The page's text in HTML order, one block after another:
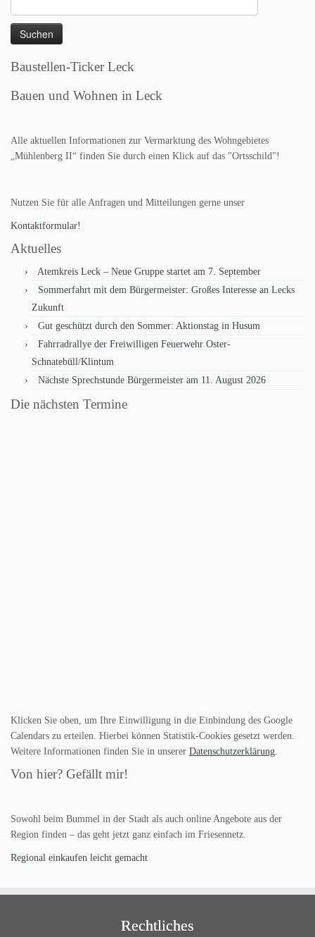
nach:
Baustellen-Ticker Leck
Bauen und Wohnen in Leck
Alle aktuellen Informationen zur Vermarktung des Wohngebietes
„Mühlenberg II“ finden Sie durch einen Klick auf das "Ortsschild"!
Nutzen Sie für alle Anfragen und Mitteilungen gerne unser
Kontaktformular!
Aktuelles
Atemkreis Leck – Neue Gruppe startet am 7. September
Sommerfahrt mit dem Bürgermeister: Großes Interesse an Lecks
Zukunft
Gut geschützt durch den Sommer: Aktionstag in Husum
Fahrradrallye der Freiwilligen Feuerwehr Oster-
Schnatebüll/Klintum
Nächste Sprechstunde Bürgermeister am 11. August 2026
Die nächsten Termine
Klicken Sie oben, um Ihre Einwilligung in die Einbindung des Google
Calendars zu erteilen. Hierbei können Statistik-Cookies gesetzt werden.
Weitere Informationen finden Sie in unserer Datenschutzerklärung.
Von hier? Gefällt mir!
Sowohl beim Bummel in der Stadt als auch online Angebote aus der
Region finden – das geht jetzt ganz einfach im Friesennetz.
Regional einkaufen leicht gemacht
Rechtliches